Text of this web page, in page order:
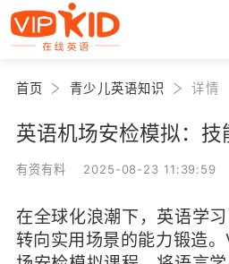
首页 青少儿英语知识 详情
英语机场安检模拟：技
有资有料 2025-08-23 11:39:59
在全球化浪潮下，英语学
转向实用场景的能力锻造